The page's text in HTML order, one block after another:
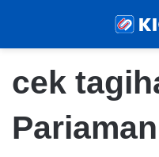
cek
Pariaman